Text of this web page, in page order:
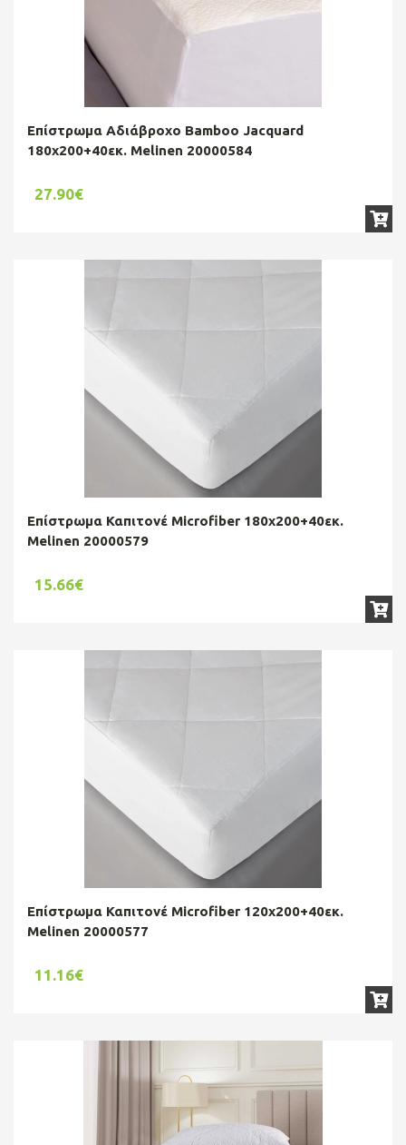
Επίστρωμα Αδιάβροχο Bamboo Jacquard
180x200+40εκ. Melinen 20000584
27.90€
Επίστρωμα Καπιτονέ Microfiber 180x200+40εκ.
Melinen 20000579
15.66€
Επίστρωμα Καπιτονέ Microfiber 120x200+40εκ.
Melinen 20000577
11.16€